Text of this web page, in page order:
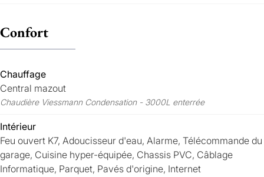
Confort
Chauffage
Central mazout
Chaudière Viessmann Condensation - 3000L enterrée
Intérieur
Feu ouvert K7, Adoucisseur d'eau, Alarme, Télécommande du
garage, Cuisine hyper-équipée, Chassis PVC, Câblage
Informatique, Parquet, Pavés d'origine, Internet